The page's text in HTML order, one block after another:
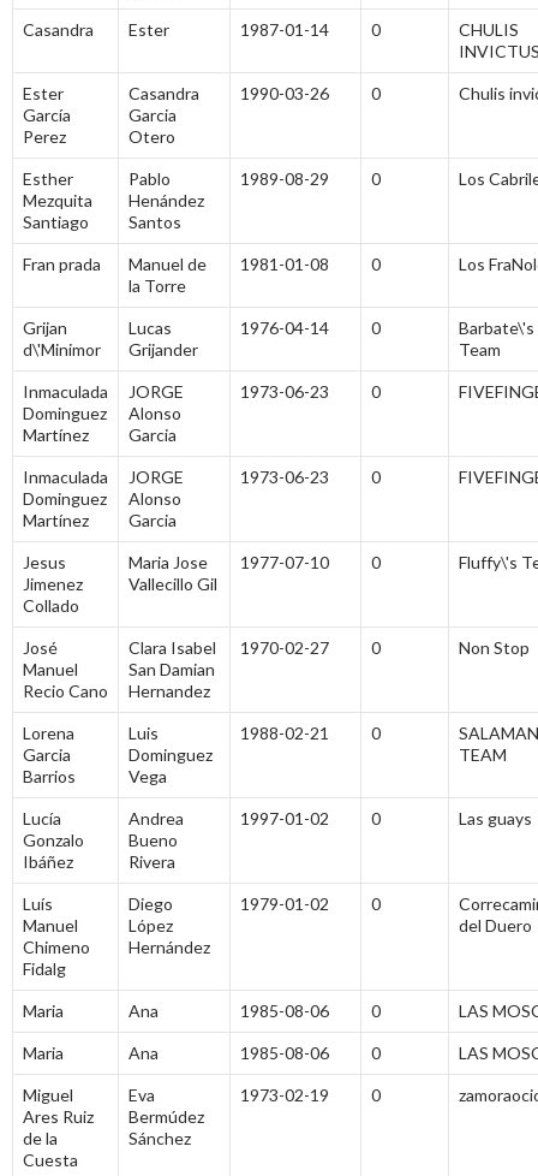
Casandra Ester 1987-01-14 0
CHULIS
Ester
García
Perez
Casandra
Garcia
Otero
1990-03-26 0 Chulis
Esther
Mezquita
Santiago
Pablo
Henández
Santos
1989-08-29 0 Los
Fran prada
Manuel de
la Torre
1981-01-08 0 Los
Grijan
d\'Minimor
Lucas
Grijander
1976-04-14 0
Barbate\'s
Team
Inmaculada
Dominguez
Martínez
JORGE
Alonso
Garcia
1973-06-23 0
Inmaculada
Dominguez
Martínez
JORGE
Alonso
Garcia
1973-06-23 0
Jesus
Jimenez
Collado
Maria Jose
Vallecillo Gil
1977-07-10 0 Fluffy\'s
José
Manuel
Recio Cano
Clara Isabel
San Damian
Hernandez
1970-02-27 0 Non Stop
Lorena
Garcia
Barrios
Luis
Dominguez
Vega
1988-02-21 0
TEAM
Lucía
Gonzalo
Ibáñez
Andrea
Bueno
Rivera
1997-01-02 0 Las guays
Luís
Manuel
Chimeno
Fidalg
Diego
López
Hernández
1979-01-02 0
del Duero
Maria Ana 1985-08-06 0 LAS
Maria Ana 1985-08-06 0 LAS
Miguel
Ares Ruiz
de la
Cuesta
Eva
Bermúdez
Sánchez
1973-02-19 0